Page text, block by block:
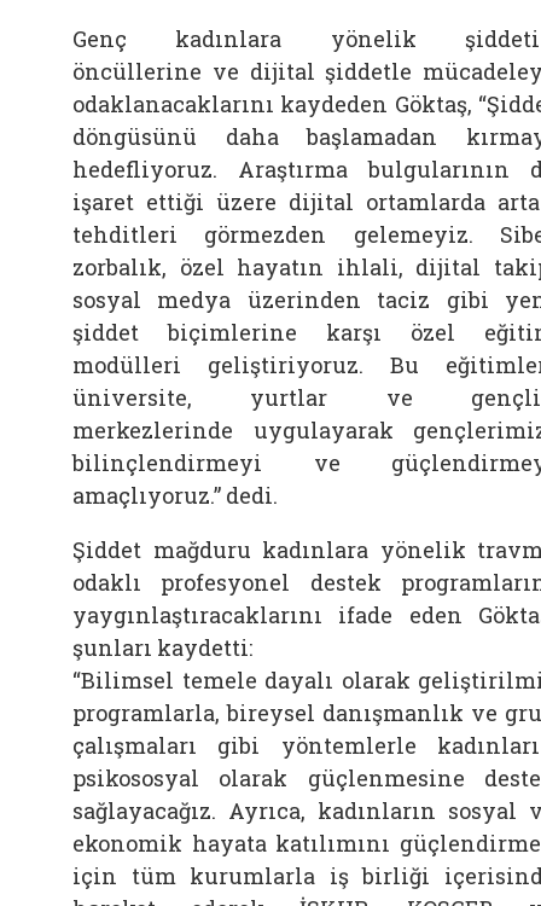
Genç kadınlara yönelik
öncüllerine ve dijital şiddetle
odaklanacaklarını kaydeden Göktaş,
döngüsünü daha başlamadan
hedefliyoruz. Araştırma bulgularının
işaret ettiği üzere dijital ortamlarda
tehditleri görmezden gelemeyiz.
zorbalık, özel hayatın ihlali, dijital
sosyal medya üzerinden taciz gibi
şiddet biçimlerine karşı özel
modülleri geliştiriyoruz. Bu
üniversite, yurtlar ve
merkezlerinde uygulayarak
bilinçlendirmeyi ve
amaçlıyoruz.” dedi.
Şiddet mağduru kadınlara yönelik
odaklı profesyonel destek
yaygınlaştıracaklarını ifade eden
şunları kaydetti:
“Bilimsel temele dayalı olarak
programlarla, bireysel danışmanlık ve
çalışmaları gibi yöntemlerle
psikososyal olarak güçlenmesine
sağlayacağız. Ayrıca, kadınların sosyal
ekonomik hayata katılımını
için tüm kurumlarla iş birliği